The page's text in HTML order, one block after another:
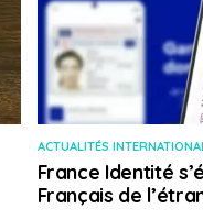
ACTUALITÉS
France Identité
Français de